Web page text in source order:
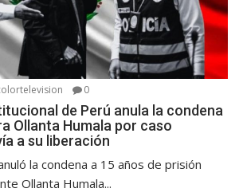
0
de Perú anula la condena
Ollanta Humala por caso
a su liberación
la condena a 15 años de prisión
Ollanta Humala...